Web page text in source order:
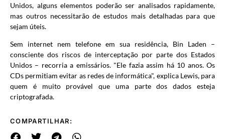
Unidos, alguns elementos poderão ser analisados rapidamente,
mas outros necessitarão de estudos mais detalhadas para que
sejam úteis.
Sem internet nem telefone em sua residência, Bin Laden –
consciente dos riscos de interceptação por parte dos Estados
Unidos – recorria a emissários. "Ele fazia assim há 10 anos. Os
CDs permitiam evitar as redes de informática", explica Lewis, para
quem é muito provável que uma parte dos dados esteja
criptografada.
COMPARTILHAR: